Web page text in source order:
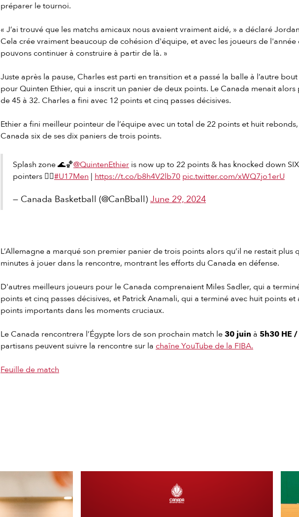
préparer le tournoi.
« J’ai trouvé que les matchs amicaux nous avaient vraiment aidé, » a déclaré
Cela crée vraiment beaucoup de cohésion d'équipe, et avec les joueurs de l'année
pouvons continuer à construire à partir de là. »
Juste après la pause, Charles est parti en transition et a passé la balle à l’autre
pour Quinten Ethier, qui a inscrit un panier de deux points. Le Canada menait
de 45 à 32. Charles a fini avec 12 points et cinq passes décisives.
Ethier a fini meilleur pointeur de l’équipe avec un total de 22 points et huit
Canada six de ses dix paniers de trois points.
Splash zone 🌊🏀@QuintenEthier is now up to 22 points & has knocked down
pointers 😮‍💨#U17Men | https://t.co/b8h4V2lb70 pic.twitter.com/xWQ7jo1erU
— Canada Basketball (@CanBball) June 29, 2024
L’Allemagne a marqué son premier panier de trois points alors qu’il ne restait plus
minutes à jouer dans la rencontre, montrant les efforts du Canada en défense.
D'autres meilleurs joueurs pour le Canada comprenaient Miles Sadler, qui a
points et cinq passes décisives, et Patrick Anamali, qui a terminé avec huit points et
points importants dans les moments cruciaux.
Le Canada rencontrera l’Égypte lors de son prochain match le30 juin à 5h30 HE /
partisans peuvent suivre la rencontre sur la chaîne YouTube de la FIBA.
Feuille de match